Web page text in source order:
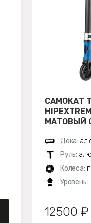
САМОКАТ
МАТОВЫЙ
Дека:
Руль:
Колеса:
Уровень:
12500 ₽